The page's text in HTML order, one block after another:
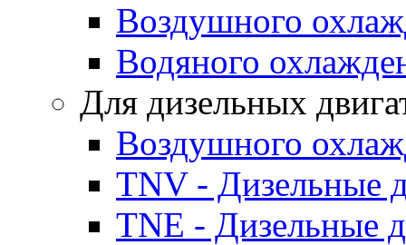
Воздушного
Водяного
Для дизельных
Воздушного
TNV - Дизельные
TNE - Дизельные